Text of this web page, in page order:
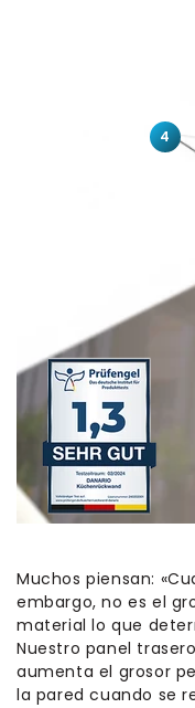
4
Muchos piensan:
embargo, no es el
material lo que
Nuestro panel
aumenta el grosor
la pared cuando se